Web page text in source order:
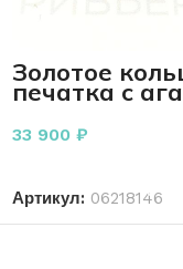
Золотое
печатка с
пробы 4.52
р.21
33 900 ₽
Артикул: 06218146